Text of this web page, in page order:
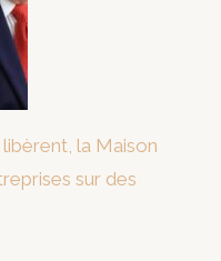
la Maison
sur des